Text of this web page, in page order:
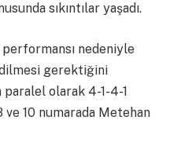
sıkıntılar yaşadı.
nedeniyle
gerektiğini
olarak 4-1-4-1
10 numarada Metehan